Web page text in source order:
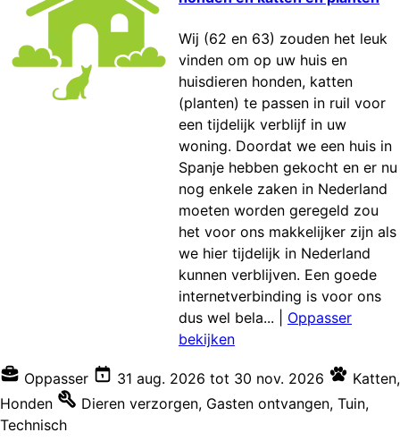
Wij (62 en 63) zouden het leuk
vinden om op uw huis en
huisdieren honden, katten
(planten) te passen in ruil voor
een tijdelijk verblijf in uw
woning. Doordat we een huis in
Spanje hebben gekocht en er nu
nog enkele zaken in Nederland
moeten worden geregeld zou
het voor ons makkelijker zijn als
we hier tijdelijk in Nederland
kunnen verblijven. Een goede
internetverbinding is voor ons
dus wel bela...
Oppasser
bekijken
Oppasser 31 aug. 2026 tot 30 nov. 2026 Katten,
Honden
Dieren verzorgen, Gasten ontvangen, Tuin,
Technisch